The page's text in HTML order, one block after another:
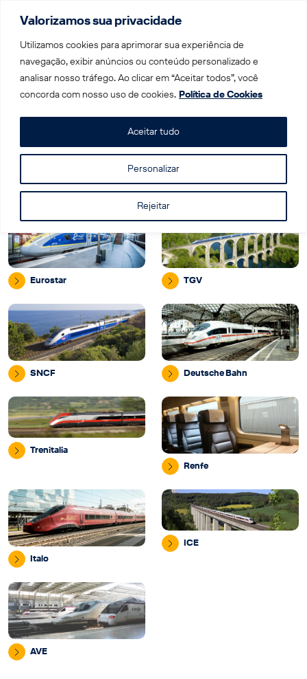
Valorizamos sua privacidade
Utilizamos cookies para aprimorar sua experiência de
navegação, exibir anúncios ou conteúdo personalizado e
analisar nosso tráfego. Ao clicar em “Aceitar todos”, você
concorda com nosso uso de cookies. Política de Cookies
Personalizar
Rejeitar
Aceitar tudo
Home | Companhias e marcas de trem
Companhias e marcas
de trem
Eurostar TGV
SNCF Deutsche Bahn
Trenitalia
Renfe
Italo
ICE
AVE